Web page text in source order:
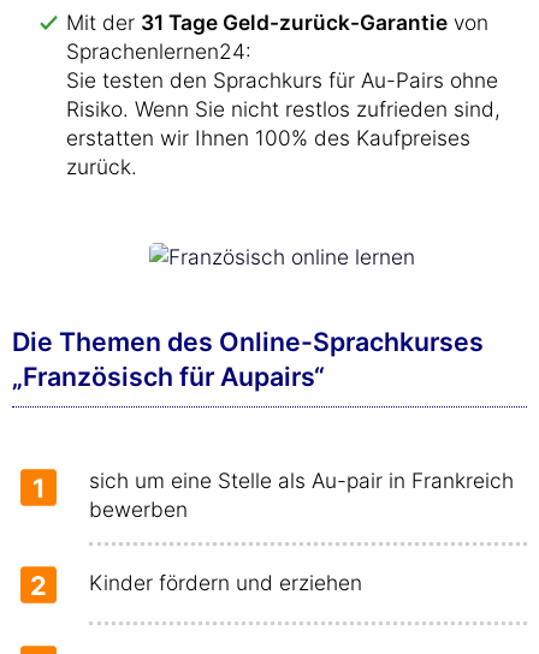
Mit der 31 Tage Geld-zurück-Garantie von
Sprachenlernen24:
Sie testen den Sprachkurs für Au-Pairs ohne
Risiko. Wenn Sie nicht restlos zufrieden sind,
erstatten wir Ihnen 100% des Kaufpreises
zurück.
Die Themen des Online-Sprachkurses
„Französisch für Aupairs“
1
sich um eine Stelle als Au-pair in Frankreich
bewerben
2 Kinder fördern und erziehen